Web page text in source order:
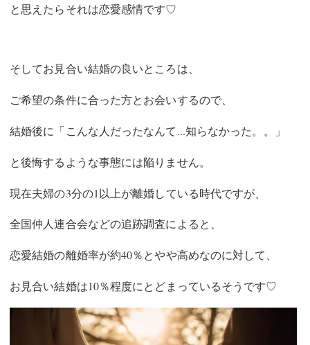
と思えたらそれは恋愛感情です♡
そしてお見合い結婚の良いところは、
ご希望の条件に合った方とお会いするので、
結婚後に「こんな人だったなんて...知らなかった。。」
と後悔するような事態には陥りません。
現在夫婦の3分の1以上が離婚している時代ですが、
全国仲人連合会などの追跡調査によると、
恋愛結婚の離婚率が約40％とやや高めなのに対して、
お見合い結婚は10％程度にとどまっているそうです♡